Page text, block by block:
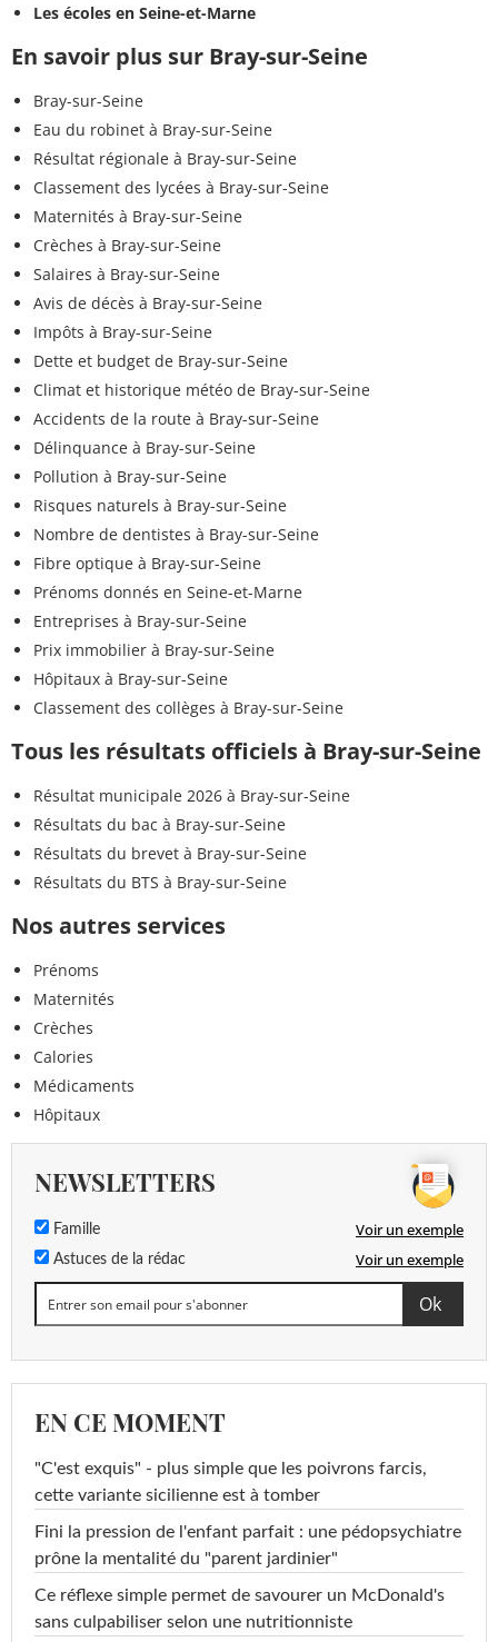
Les écoles en Seine-et-Marne
En savoir plus sur Bray-sur-Seine
Bray-sur-Seine
Eau du robinet à Bray-sur-Seine
Résultat régionale à Bray-sur-Seine
Classement des lycées à Bray-sur-Seine
Maternités à Bray-sur-Seine
Crèches à Bray-sur-Seine
Salaires à Bray-sur-Seine
Avis de décès à Bray-sur-Seine
Impôts à Bray-sur-Seine
Dette et budget de Bray-sur-Seine
Climat et historique météo de Bray-sur-Seine
Accidents de la route à Bray-sur-Seine
Délinquance à Bray-sur-Seine
Pollution à Bray-sur-Seine
Risques naturels à Bray-sur-Seine
Nombre de dentistes à Bray-sur-Seine
Fibre optique à Bray-sur-Seine
Prénoms donnés en Seine-et-Marne
Entreprises à Bray-sur-Seine
Prix immobilier à Bray-sur-Seine
Hôpitaux à Bray-sur-Seine
Classement des collèges à Bray-sur-Seine
Tous les résultats officiels à Bray-sur-Seine
Résultat municipale 2026 à Bray-sur-Seine
Résultats du bac à Bray-sur-Seine
Résultats du brevet à Bray-sur-Seine
Résultats du BTS à Bray-sur-Seine
Nos autres services
Prénoms
Maternités
Crèches
Calories
Médicaments
Hôpitaux
NEWSLETTERS
Famille Voir un exemple
Astuces de la rédac Voir un exemple
EN CE MOMENT
"C'est exquis" - plus simple que les poivrons farcis,
cette variante sicilienne est à tomber
Fini la pression de l'enfant parfait : une pédopsychiatre
prône la mentalité du "parent jardinier"
Ce réflexe simple permet de savourer un McDonald's
sans culpabiliser selon une nutritionniste